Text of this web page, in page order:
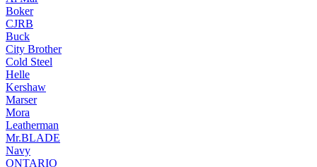
Boker
CJRB
Buck
City Brother
Cold Steel
Helle
Kershaw
Marser
Mora
Leatherman
Mr.BLADE
Navy
ONTARIO